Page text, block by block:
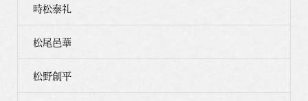
時松泰礼
松尾邑華
松野創平